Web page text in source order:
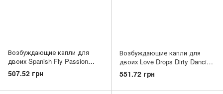
Возбуждающие капли для
двоих Spanish Fly Passion
Intenso ( 15 ml )
507.52 грн
Возбуждающие капли для
двоих Love Drops Dirty Dancing
( 30 ml )
551.72 грн